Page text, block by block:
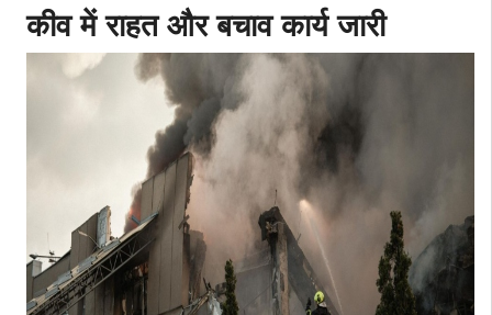
कीव में राहत और बचाव कार्य जारी